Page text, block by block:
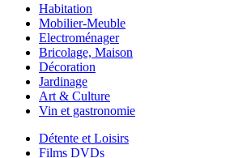
Habitation
Mobilier-Meuble
Electroménager
Bricolage, Maison
Décoration
Jardinage
Art & Culture
Vin et gastronomie
Détente et Loisirs
Films DVDs